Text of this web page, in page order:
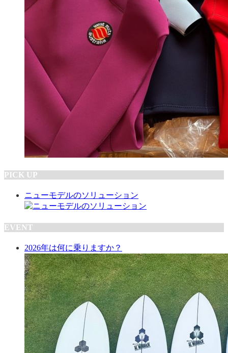
PICK UP
ニューモデルのソリューション
EVENT
2026年は何に乗りますか？